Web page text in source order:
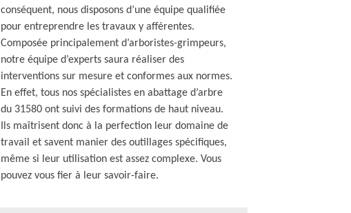
conséquent, nous disposons d’une équipe qualifiée
pour entreprendre les travaux y afférentes.
Composée principalement d’arboristes-grimpeurs,
notre équipe d’experts saura réaliser des
interventions sur mesure et conformes aux normes.
En effet, tous nos spécialistes en abattage d’arbre
du 31580 ont suivi des formations de haut niveau.
Ils maîtrisent donc à la perfection leur domaine de
travail et savent manier des outillages spécifiques,
même si leur utilisation est assez complexe. Vous
pouvez vous fier à leur savoir-faire.